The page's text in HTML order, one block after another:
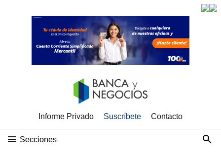
Informe Privado Suscríbete Contacto
Secciones